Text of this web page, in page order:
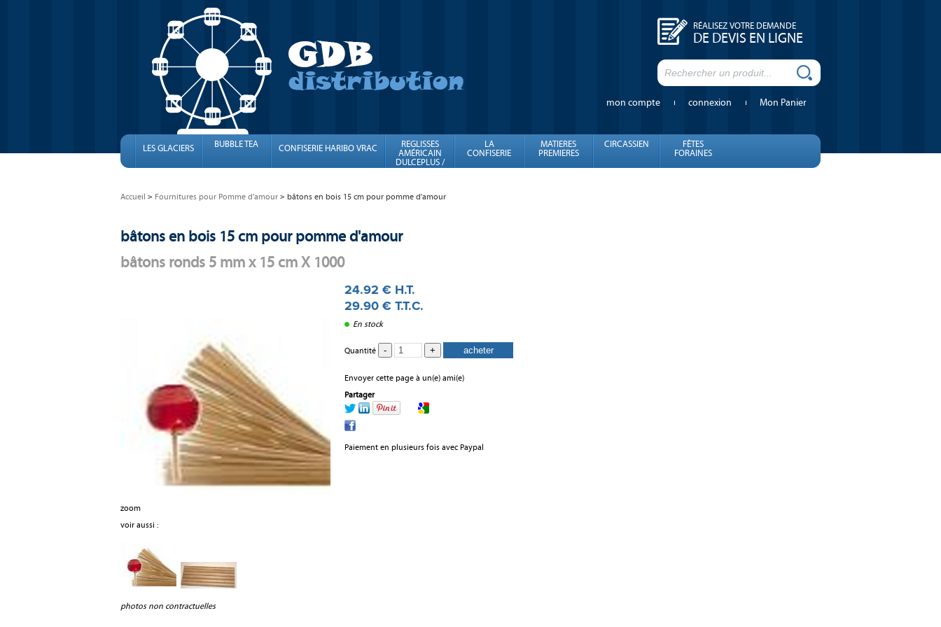
mon compte connexion Mon Panier
LES GLACIERS BUBBLE TEA CONFISERIE HARIBO VRAC
REGLISSES
AMÉRICAIN
DULCEPLUS /
FINI
LA
CONFISERIE
MATIERES
PREMIERES
CIRCASSIEN
FÊTES
FORAINES
Accueil Fournitures pour Pomme d'amour bâtons en bois 15 cm pour pomme d'amour
bâtons en bois 15 cm pour pomme d'amour
bâtons ronds 5 mm x 15 cm X 1000
zoom
voir aussi :
photos non contractuelles
24.92 € H.T.
29.90 € T.T.C.
En stock
Quantité
Envoyer cette page à un(e) ami(e)
Partager
Paiement en plusieurs fois avec Paypal
RÉALISEZ VOTRE DEMANDE
DE DEVIS EN LIGNE